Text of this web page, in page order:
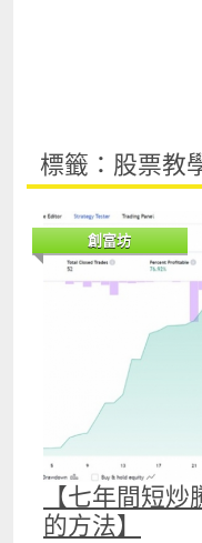
標籤：股票教
創富坊
【七年間短
的方法】